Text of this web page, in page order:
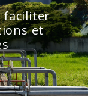
faciliter
et